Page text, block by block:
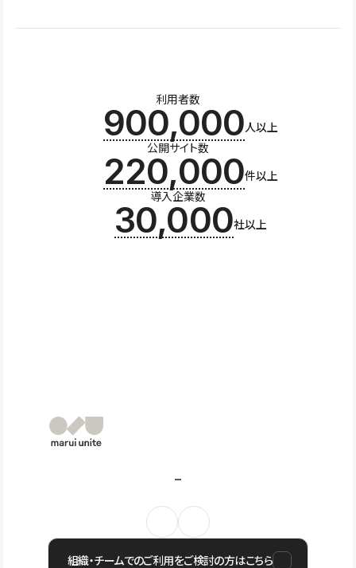
利用者数
900,000人以上
公開サイト数
220,000件以上
導入企業数
30,000社以上
組織・チームでのご利用をご検討の方はこちら